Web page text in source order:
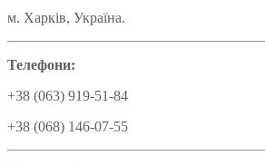
м. Харків, Україна.
Телефони:
+38 (063) 919-51-84
+38 (068) 146-07-55